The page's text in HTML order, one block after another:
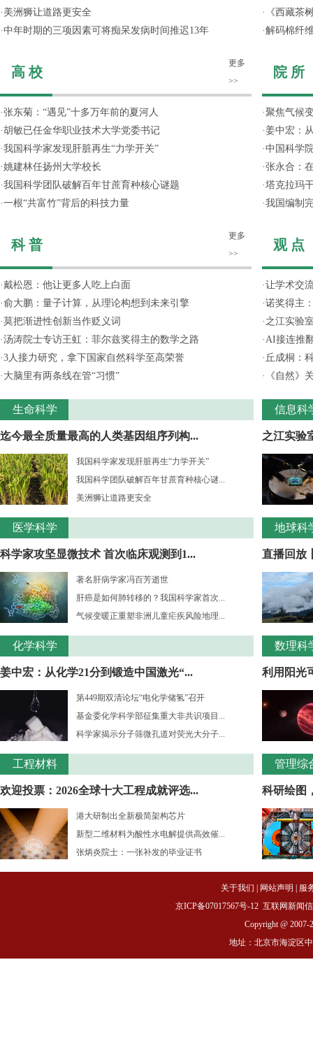
· 美洲狮让道路更安全
·中年时期的三项因素可将痴呆发病时间推迟13年
高 校
更多
>>
·张东菊：“遇见”十多万年前的夏河人
·胡敏已任金华职业技术大学党委书记
·我国科学家发现肝脏再生“力学开关”
·姚建林任扬州大学校长
·我国科学团队破解百年甘蔗育种核心谜题
·一根“共富竹”背后的科技力量
科 普
更多
>>
·戴松恩：他让更多人吃上白面
·俞大鹏：量子计算，从理论构想到未来引擎
·莫把渐进性创新当作贬义词
·汤涛院士专访王虹：菲尔兹奖得主的数学之路
·3人接力研究，拿下国家自然科学至高荣誉
· 大脑里有两条线在管“习惯”
生命科学
迄今最全质量最高的人类基因组序列构...
我国科学家发现肝脏再生“力学开关”
我国科学团队破解百年甘蔗育种核心谜...
美洲狮让道路更安全
医学科学
科学家攻坚显微技术 首次临床观测到1...
著名肝病学家冯百芳逝世
肝癌是如何肺转移的？我国科学家首次...
气候变暖正重塑非洲儿童疟疾风险地理...
化学科学
姜中宏：从化学21分到锻造中国激光“...
第449期双清论坛“电化学储氢”召开
基金委化学科学部征集重大非共识项目...
科学家揭示分子筛微孔道对荧光大分子...
工程材料
欢迎投票：2026全球十大工程成就评选...
港大研制出全新极简架构芯片
新型二维材料为酸性水电解提供高效催...
张炳炎院士：一张补发的毕业证书
·
《西藏茶
·解码棉纤
院 所
·聚焦气候
·姜中宏：
·中国科学
·张永合：
·塔克拉玛
·我国编制
观 点
·让学术交
·诺奖得主
· 之江实验
·AI接连推
· 丘成桐：
·
《自然》
信息科
之江实验
地球科
直播回放
数理科
利用阳光
管理综
科研绘图
关于我们 网站声明
服
京ICP备07017567号-12 互联网新闻
Copyright @ 2007-
地址：北京市海淀区